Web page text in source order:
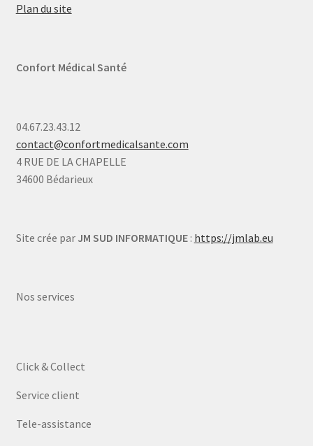
Plan du site
Confort Médical Santé
04.67.23.43.12
contact@confortmedicalsante.com
4 RUE DE LA CHAPELLE
34600 Bédarieux
Site crée par JM SUD INFORMATIQUE: https://jmlab.eu
Nos services
Click & Collect
Service client
Tele-assistance